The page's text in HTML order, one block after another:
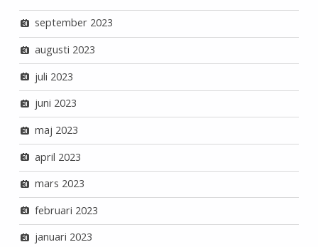
september 2023
augusti 2023
juli 2023
juni 2023
maj 2023
april 2023
mars 2023
februari 2023
januari 2023